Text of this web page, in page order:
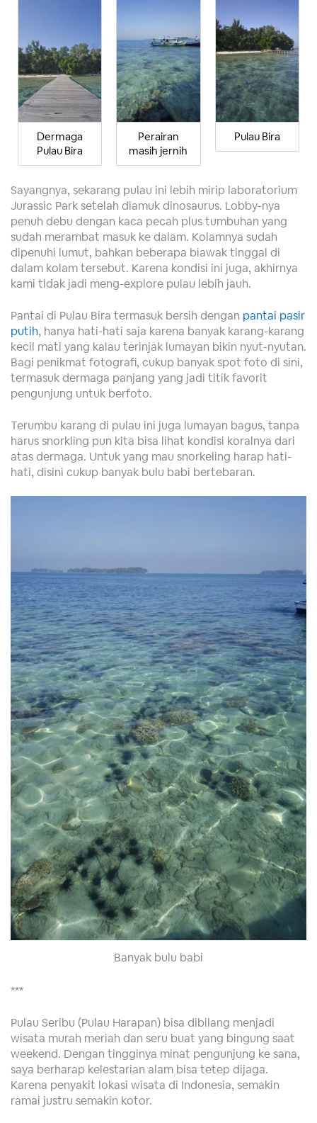
Dermaga
Pulau Bira
Perairan
masih jernih
Pulau Bira
Sayangnya, sekarang pulau ini lebih mirip laboratorium
Jurassic Park setelah diamuk dinosaurus. Lobby-nya
penuh debu dengan kaca pecah plus tumbuhan yang
sudah merambat masuk ke dalam. Kolamnya sudah
dipenuhi lumut, bahkan beberapa biawak tinggal di
dalam kolam tersebut. Karena kondisi ini juga, akhirnya
kami tidak jadi meng-explore pulau lebih jauh.
Pantai di Pulau Bira termasuk bersih dengan pantai pasir
putih, hanya hati-hati saja karena banyak karang-karang
kecil mati yang kalau terinjak lumayan bikin nyut-nyutan.
Bagi penikmat fotografi, cukup banyak spot foto di sini,
termasuk dermaga panjang yang jadi titik favorit
pengunjung untuk berfoto.
Terumbu karang di pulau ini juga lumayan bagus, tanpa
harus snorkling pun kita bisa lihat kondisi koralnya dari
atas dermaga. Untuk yang mau snorkeling harap hati-
hati, disini cukup banyak bulu babi bertebaran.
Banyak bulu babi
***
Pulau Seribu (Pulau Harapan) bisa dibilang menjadi
wisata murah meriah dan seru buat yang bingung saat
weekend. Dengan tingginya minat pengunjung ke sana,
saya berharap kelestarian alam bisa tetep dijaga.
Karena penyakit lokasi wisata di Indonesia, semakin
ramai justru semakin kotor.